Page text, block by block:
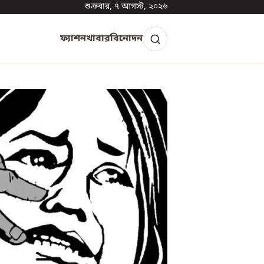
শুক্রবার, ৭ আগস্ট, ২০২৬
ফ্যাশনখাবারবিনোদন